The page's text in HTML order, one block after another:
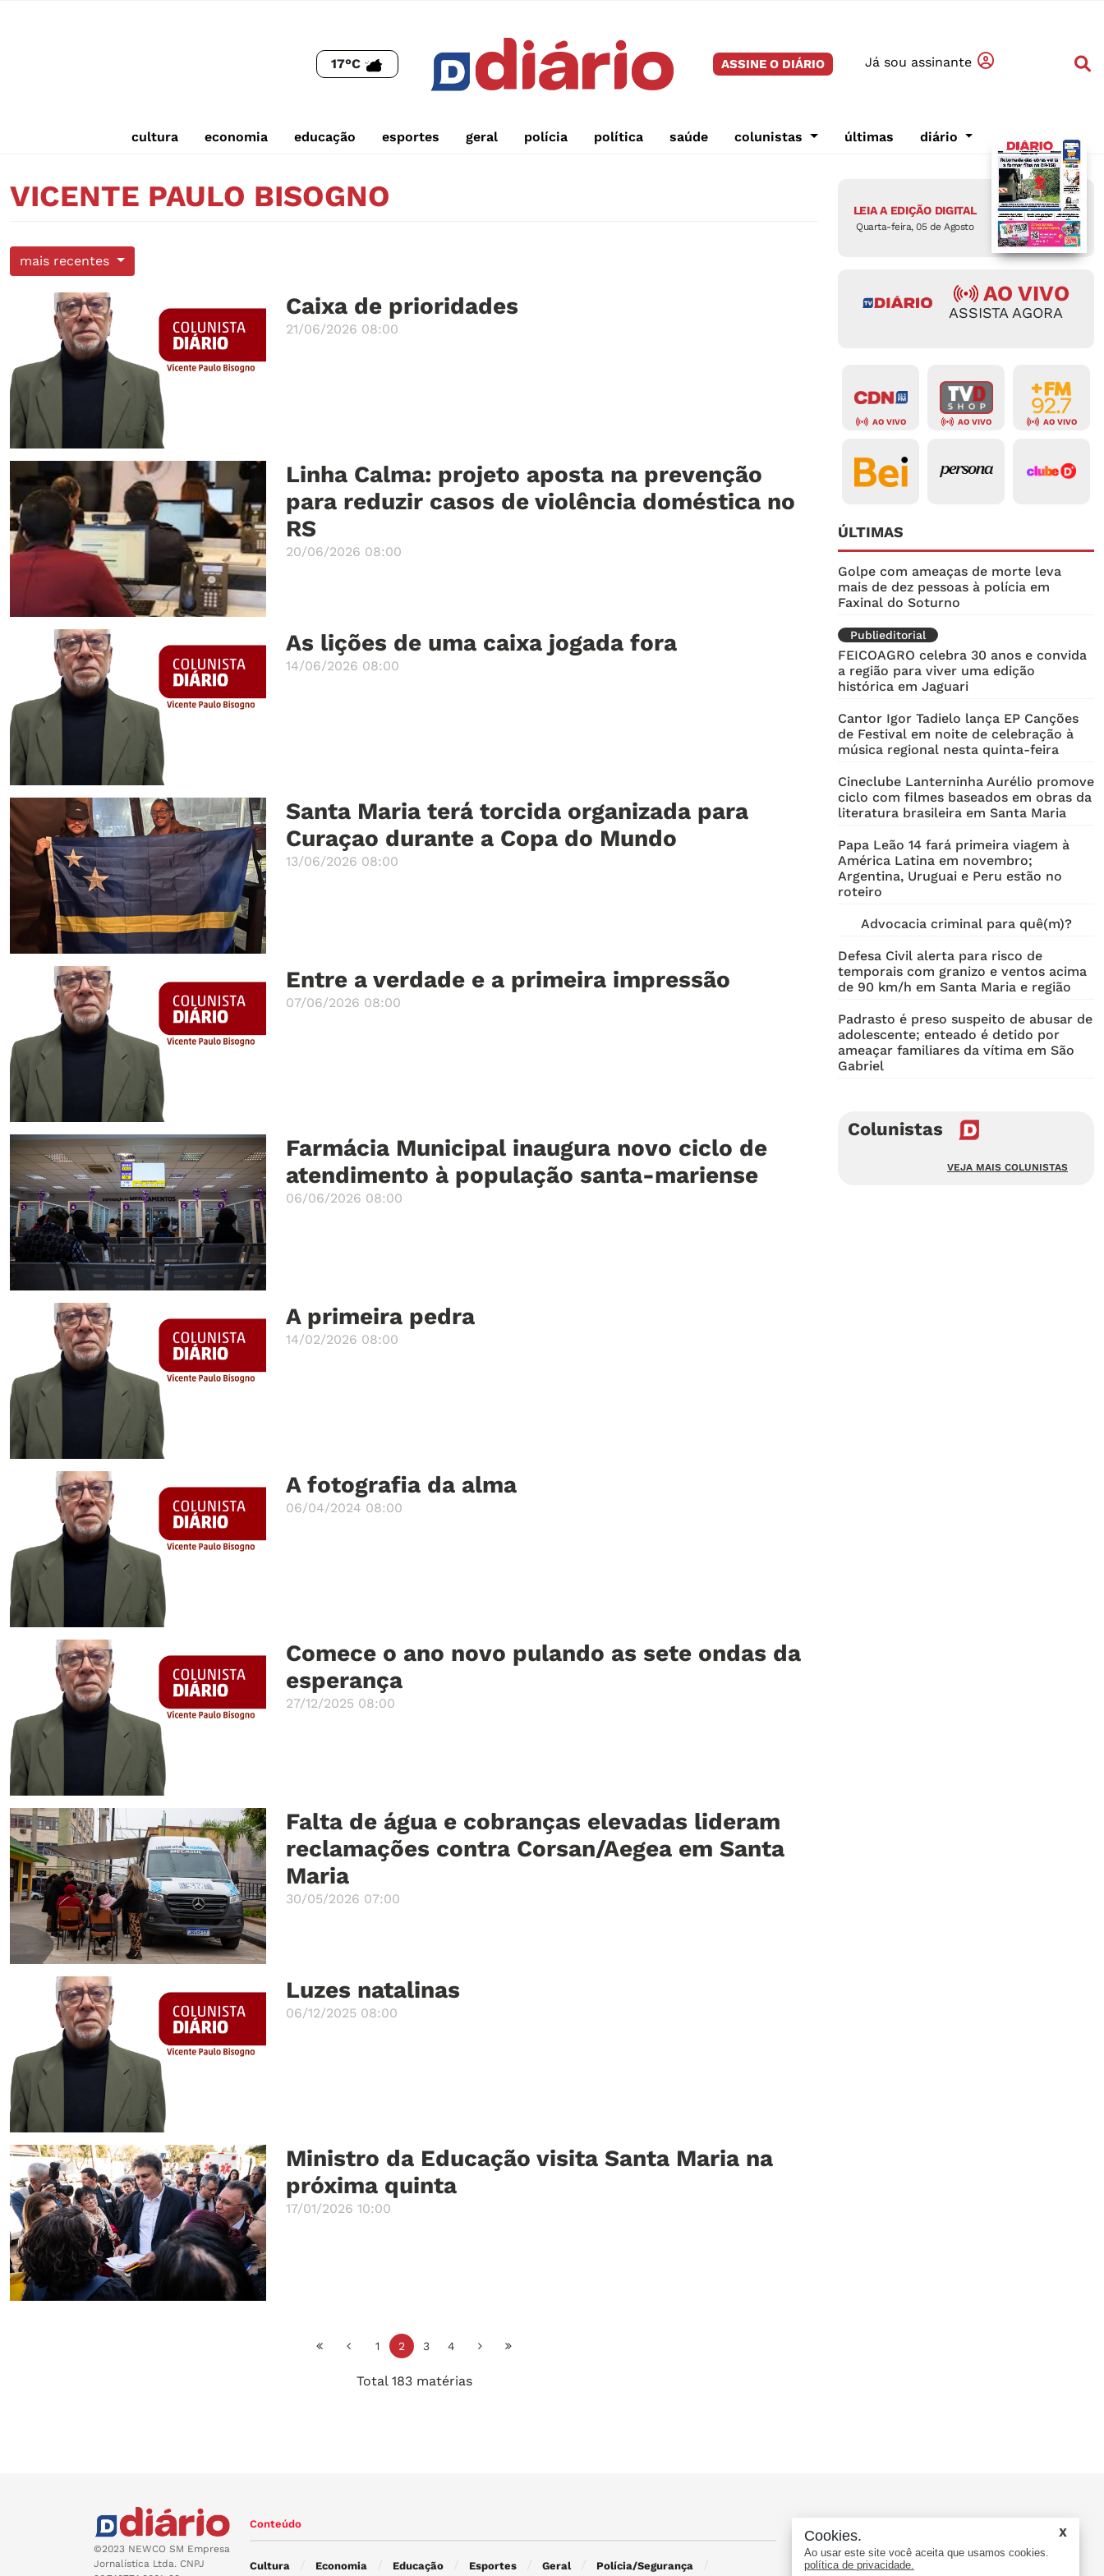
17°C ASSINE O DIÁRIO Já sou assinante
cultura economia educação esportes geral polícia política saúde colunistas últimas diário
VICENTE PAULO BISOGNO
mais recentes
Caixa de prioridades
21/06/2026 08:00
Linha Calma: projeto aposta na prevenção
para reduzir casos de violência doméstica no
RS
20/06/2026 08:00
As lições de uma caixa jogada fora
14/06/2026 08:00
Santa Maria terá torcida organizada para
Curaçao durante a Copa do Mundo
13/06/2026 08:00
Entre a verdade e a primeira impressão
07/06/2026 08:00
Farmácia Municipal inaugura novo ciclo de
atendimento à população santa-mariense
06/06/2026 08:00
A primeira pedra
14/02/2026 08:00
A fotografia da alma
06/04/2024 08:00
Comece o ano novo pulando as sete ondas da
esperança
27/12/2025 08:00
Falta de água e cobranças elevadas lideram
reclamações contra Corsan/Aegea em Santa
Maria
30/05/2026 07:00
Luzes natalinas
06/12/2025 08:00
Ministro da Educação visita Santa Maria na
próxima quinta
17/01/2026 10:00
1 2 3 4
Total 183 matérias
LEIA A EDIÇÃO DIGITAL
Quarta-feira, 05 de Agosto
AO VIVO
ASSISTA AGORA
AO VIVO AO VIVO AO VIVO
ÚLTIMAS
Golpe com ameaças de morte leva
mais de dez pessoas à polícia em
Faxinal do Soturno
Publieditorial
FEICOAGRO celebra 30 anos e convida
a região para viver uma edição
histórica em Jaguari
Cantor Igor Tadielo lança EP Canções
de Festival em noite de celebração à
música regional nesta quinta-feira
Cineclube Lanterninha Aurélio promove
ciclo com filmes baseados em obras da
literatura brasileira em Santa Maria
Papa Leão 14 fará primeira viagem à
América Latina em novembro;
Argentina, Uruguai e Peru estão no
roteiro
Advocacia criminal para quê(m)?
Defesa Civil alerta para risco de
temporais com granizo e ventos acima
de 90 km/h em Santa Maria e região
Padrasto é preso suspeito de abusar de
adolescente; enteado é detido por
ameaçar familiares da vítima em São
Gabriel
Colunistas
VEJA MAIS COLUNISTAS
©2023 NEWCO SM Empresa
Jornalística Ltda. CNPJ
Conteúdo
Cultura Economia Educação Esportes Geral Polícia/Segurança
Cookies.
Ao usar este site você aceita que usamos cookies.
política de privacidade.